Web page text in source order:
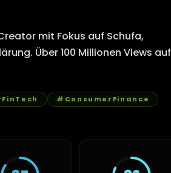
mit Fokus auf Schufa,
Über 100 Millionen Views auf
#ConsumerFinance